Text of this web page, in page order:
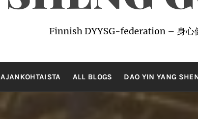
Finnish DYYSG-federation – 身
AJANKOHTAISTA ALL BLOGS DAO YIN YANG